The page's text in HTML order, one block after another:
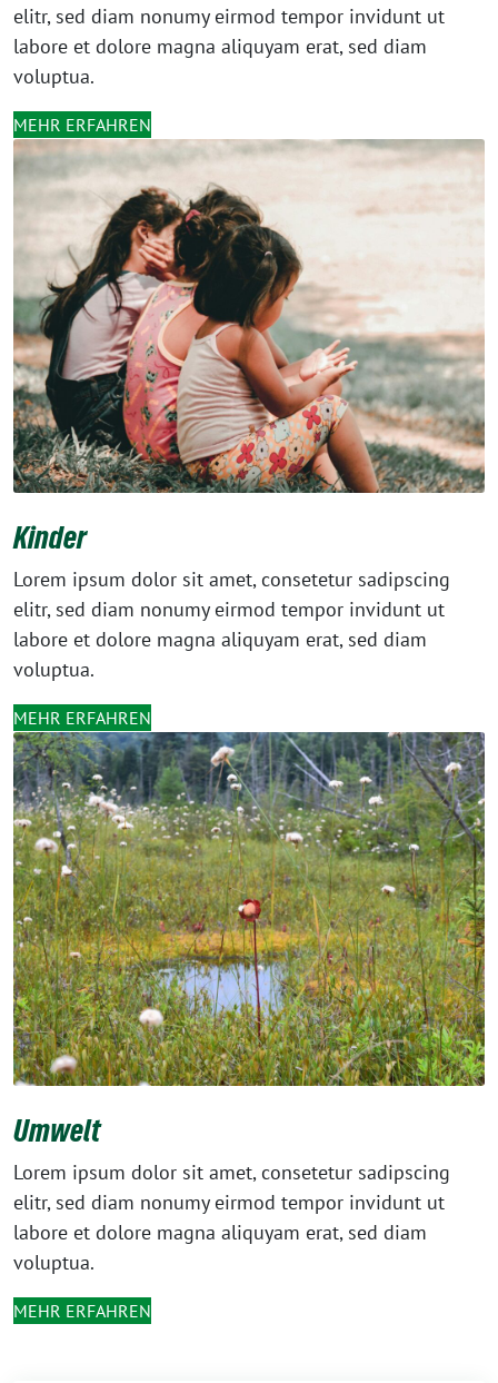
elitr, sed diam nonumy eirmod tempor invidunt ut
labore et dolore magna aliquyam erat, sed diam
voluptua.
MEHR ERFAHREN
Kinder
Lorem ipsum dolor sit amet, consetetur sadipscing
elitr, sed diam nonumy eirmod tempor invidunt ut
labore et dolore magna aliquyam erat, sed diam
voluptua.
MEHR ERFAHREN
Umwelt
Lorem ipsum dolor sit amet, consetetur sadipscing
elitr, sed diam nonumy eirmod tempor invidunt ut
labore et dolore magna aliquyam erat, sed diam
voluptua.
MEHR ERFAHREN